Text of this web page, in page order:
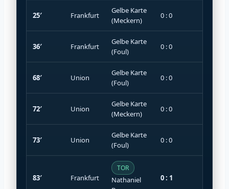
25′ Frankfurt
Gelbe Karte
(Meckern)
0 : 0
36′ Frankfurt
Gelbe Karte
(Foul)
0 : 0
68′ Union
Gelbe Karte
(Foul)
0 : 0
72′ Union
Gelbe Karte
(Meckern)
0 : 0
73′ Union
Gelbe Karte
(Foul)
0 : 0
83′ Frankfurt
TOR
Nathaniel
0 : 1